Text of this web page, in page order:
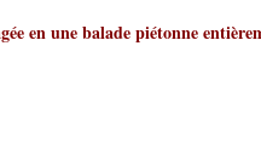
en une balade piétonne